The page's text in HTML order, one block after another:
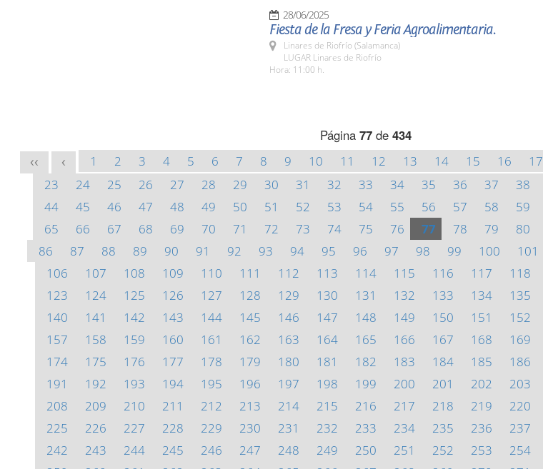
28/06/2025
Fiesta de la Fresa y Feria Agroalimentaria.
Linares de Riofrío (Salamanca)
LUGAR Linares de Riofrío
Hora: 11:00 h.
Página 77 de 434
<< < 1 2 3 4 5 6 7 8 9 10 11 12 13 14 15 16 17
23
24 25 26 27 28 29 30 31 32 33 34 35 36 37 38
44
45 46 47 48 49 50 51 52 53 54 55 56 57 58 59
65
66 67 68 69 70 71 72 73 74 75 76 77 78 79 80
86
87 88 89 90 91 92 93 94 95 96 97 98 99 100 101
106
107 108 109 110 111 112 113 114 115 116 117 118
123
124 125 126 127 128 129 130 131 132 133 134 135
140
141 142 143 144 145 146 147 148 149 150 151 152
157
158 159 160 161 162 163 164 165 166 167 168 169
174
175 176 177 178 179 180 181 182 183 184 185 186
191
192 193 194 195 196 197 198 199 200 201 202 203
208
209 210 211 212 213 214 215 216 217 218 219 220
225
226 227 228 229 230 231 232 233 234 235 236 237
242
243 244 245 246 247 248 249 250 251 252 253 254